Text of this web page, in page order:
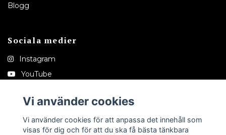
Blogg
Sociala medier
Instagram
YouTube
Tiktok
Vi använder cookies
Vi använder cookies för att anpassa det innehåll som
visas för dig och för att du ska få bästa tänkbara